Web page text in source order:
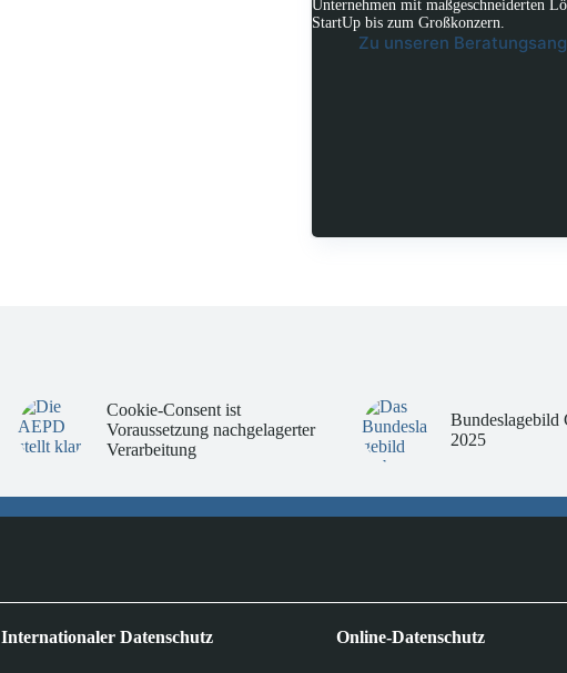
Unternehmen mit maßgeschneiderten
StartUp bis zum Großkonzern.
Zu unseren
Cookie-Consent ist
Voraussetzung nachgelagerter
Verarbeitung
Bundeslagebild
2025
Internationaler Datenschutz Online-Datenschutz